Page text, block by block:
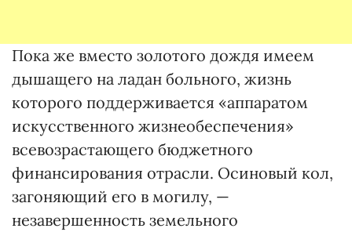
Пока же вместо золотого дождя имеем
дышащего на ладан больного, жизнь
которого поддерживается «аппаратом
искусственного жизнеобеспечения»
всевозрастающего бюджетного
финансирования отрасли. Осиновый кол,
загоняющий его в могилу, —
незавершенность земельного